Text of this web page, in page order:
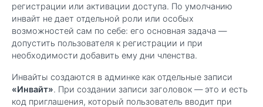
регистрации или активации доступа. По умолчанию
инвайт не дает отдельной роли или особых
возможностей сам по себе: его основная задача —
допустить пользователя к регистрации и при
необходимости добавить ему дни членства.
Инвайты создаются в админке как отдельные записи
«Инвайт». При создании записи заголовок — это и есть
код приглашения, который пользователь вводит при